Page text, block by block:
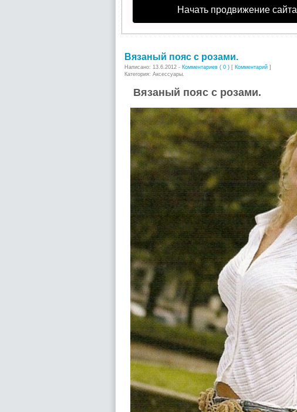
Начать продвижение сайта
Вязаный пояс с розами.
Написано: 13.6.2012 - Комментариев ( 0 ) [ Комментарий ]
Категория: Аксессуары.
Вязаный пояс с розами.